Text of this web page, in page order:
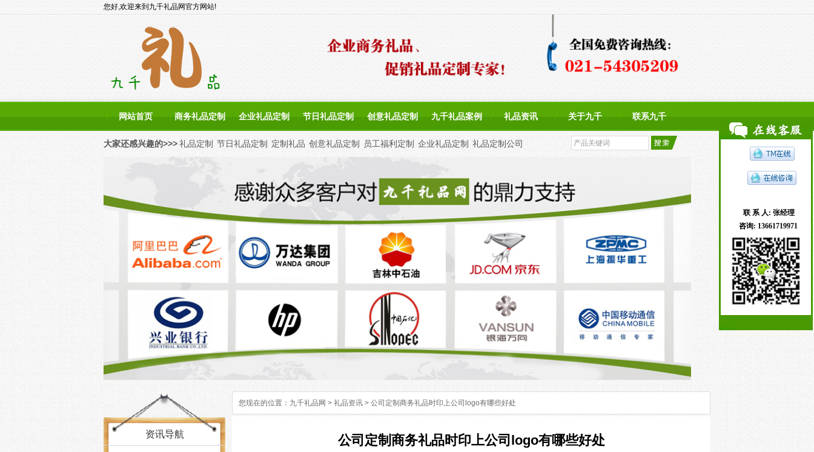
联 系 人: 张经理
咨询: 13661719971
网站首页 商务礼品定制 企业礼品定制 节日礼品定制 创意礼品定制 九千礼品案例 礼品资讯 关于九千 联系九千
您好,欢迎来到九千礼品网官方网站!
大家还感兴趣的>>>礼品定制 节日礼品定制 定制礼品 创意礼品定制 员工福利定制 企业礼品定制 礼品定制公司
您现在的位置： 九千礼品网 > 礼品资讯 > 公司定制商务礼品时印上公司logo有哪些好处
资讯导航 公司定制商务礼品时印上公司logo有哪些好处